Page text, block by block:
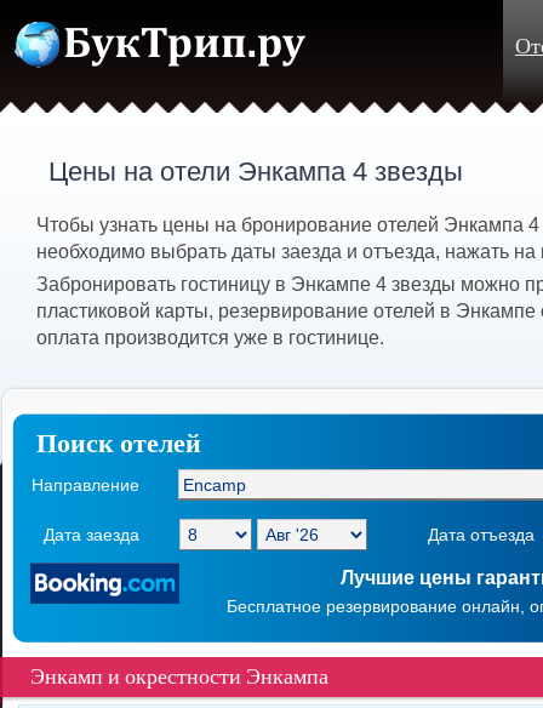
Цены на отели Энкампа 4 звезды
Чтобы узнать цены на бронирование отелей Энкампа
необходимо выбрать даты заезда и отъезда, нажать на
Забронировать гостиницу в Энкампе 4 звезды можно
пластиковой карты, резервирование отелей в Энкампе
оплата производится уже в гостинице.
Поиск отелей
Направление
Дата заезда Дата отъезда
Лучшие цены
Бесплатное резервирование онлайн,
Энкамп и окрестности Энкампа